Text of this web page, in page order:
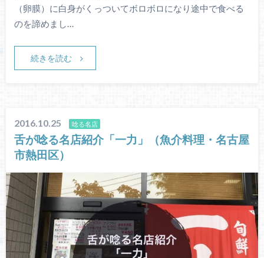
（卵膜）に白身がくっついてボロボロになり途中で食べる
のを諦めまし…
続きを読む
2016.10.25 唸る名店
舌が唸る名店紹介「一力」（魚介料理・名古屋
市熱田区）